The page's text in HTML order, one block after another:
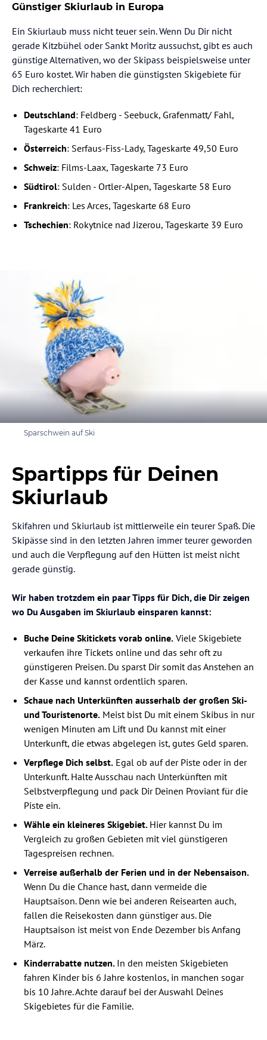
Günstiger Skiurlaub in Europa
Ein Skiurlaub muss nicht teuer sein. Wenn Du Dir nicht
gerade Kitzbühel oder Sankt Moritz aussuchst, gibt es auch
günstige Alternativen, wo der Skipass beispielsweise unter
65 Euro kostet. Wir haben die günstigsten Skigebiete für
Dich recherchiert:
Deutschland: Feldberg - Seebuck, Grafenmatt/ Fahl,
Tageskarte 41 Euro
Österreich: Serfaus-Fiss-Lady, Tageskarte 49,50 Euro
Schweiz: Films-Laax, Tageskarte 73 Euro
Südtirol: Sulden - Ortler-Alpen, Tageskarte 58 Euro
Frankreich: Les Arces, Tageskarte 68 Euro
Tschechien: Rokytnice nad Jizerou, Tageskarte 39 Euro
Sparschwein auf Ski
Spartipps für Deinen
Skiurlaub
Skifahren und Skiurlaub ist mittlerweile ein teurer Spaß. Die
Skipässe sind in den letzten Jahren immer teurer geworden
und auch die Verpflegung auf den Hütten ist meist nicht
gerade günstig.
Wir haben trotzdem ein paar Tipps für Dich, die Dir zeigen
wo Du Ausgaben im Skiurlaub einsparen kannst:
Buche Deine Skitickets vorab online. Viele Skigebiete
verkaufen ihre Tickets online und das sehr oft zu
günstigeren Preisen. Du sparst Dir somit das Anstehen an
der Kasse und kannst ordentlich sparen.
Schaue nach Unterkünften ausserhalb der großen Ski-
und Touristenorte. Meist bist Du mit einem Skibus in nur
wenigen Minuten am Lift und Du kannst mit einer
Unterkunft, die etwas abgelegen ist, gutes Geld sparen.
Verpflege Dich selbst. Egal ob auf der Piste oder in der
Unterkunft. Halte Ausschau nach Unterkünften mit
Selbstverpflegung und pack Dir Deinen Proviant für die
Piste ein.
Wähle ein kleineres Skigebiet. Hier kannst Du im
Vergleich zu großen Gebieten mit viel günstigeren
Tagespreisen rechnen.
Verreise außerhalb der Ferien und in der Nebensaison.
Wenn Du die Chance hast, dann vermeide die
Hauptsaison. Denn wie bei anderen Reisearten auch,
fallen die Reisekosten dann günstiger aus. Die
Hauptsaison ist meist von Ende Dezember bis Anfang
März.
Kinderrabatte nutzen. In den meisten Skigebieten
fahren Kinder bis 6 Jahre kostenlos, in manchen sogar
bis 10 Jahre. Achte darauf bei der Auswahl Deines
Skigebietes für die Familie.